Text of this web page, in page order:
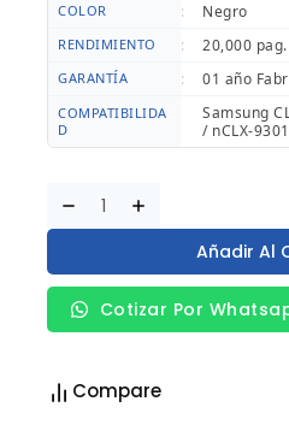
COLOR : Negro
RENDIMIENTO : 20,000 pag.
GARANTÍA : 01 año
COMPATIBILIDA
D
Samsung
/ nCLX-
Añadir Al
Cotizar Por
Compare